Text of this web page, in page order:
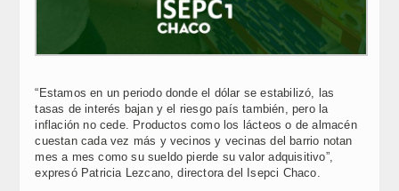
“Estamos en un periodo donde el dólar se estabilizó, las
tasas de interés bajan y el riesgo país también, pero la
inflación no cede. Productos como los lácteos o de almacén
cuestan cada vez más y vecinos y vecinas del barrio notan
mes a mes como su sueldo pierde su valor adquisitivo”,
expresó Patricia Lezcano, directora del Isepci Chaco.